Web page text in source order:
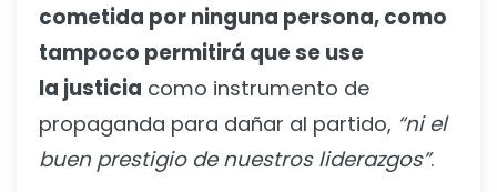
cometida por ninguna persona, como
tampoco permitirá que se use
la justicia como instrumento de
propaganda para dañar al partido, “ni el
buen prestigio de nuestros liderazgos”.